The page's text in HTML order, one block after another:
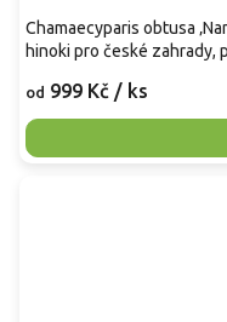
od 999 Kč / ks
Chamaecyparis obtusa
hinoki pro české zahrady,